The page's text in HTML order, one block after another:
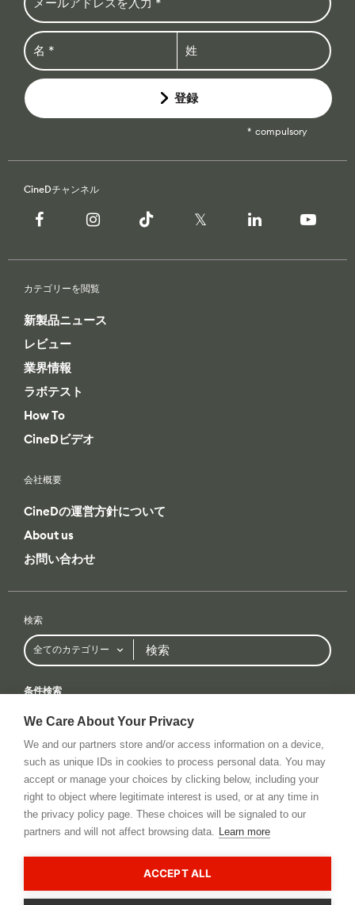
登録
compulsory
CineDチャンネル
カテゴリーを閲覧
新製品ニュース
レビュー
業界情報
ラボテスト
How To
CineDビデオ
会社概要
CineDの運営方針について
About us
お問い合わせ
検索
全てのカテゴリー
索
条件検索
全てのカテゴリー 全てのブランド
© 2026 All rights reserved. cinema5D GmbH
Privacy Policy RSS Feed お問い合わせ
This site is registered onwpml.orgas a development site. Switch to a production
site key toremove this banner
We Care About Your Privacy
We and our partners store and/or access information on a device,
such as unique IDs in cookies to process personal data. You may
accept or manage your choices by clicking below, including your
right to object where legitimate interest is used, or at any time in
the privacy policy page. These choices will be signaled to our
partners and will not affect browsing data. Learn more
ACCEPT ALL